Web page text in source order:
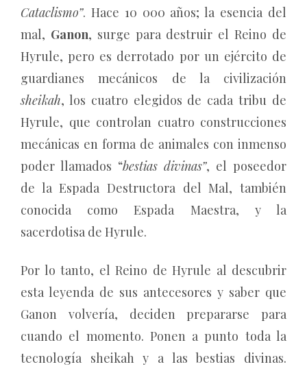
Cataclismo”. Hace 10 000 años; la esencia del
mal, Ganon, surge para destruir el Reino de
Hyrule, pero es derrotado por un ejército de
guardianes mecánicos de la civilización
sheikah, los cuatro elegidos de cada tribu de
Hyrule, que controlan cuatro construcciones
mecánicas en forma de animales con inmenso
poder llamados “bestias divinas”, el poseedor
de la Espada Destructora del Mal, también
conocida como Espada Maestra, y la
sacerdotisa de Hyrule.
Por lo tanto, el Reino de Hyrule al descubrir
esta leyenda de sus antecesores y saber que
Ganon volvería, deciden prepararse para
cuando el momento. Ponen a punto toda la
tecnología sheikah y a las bestias divinas.